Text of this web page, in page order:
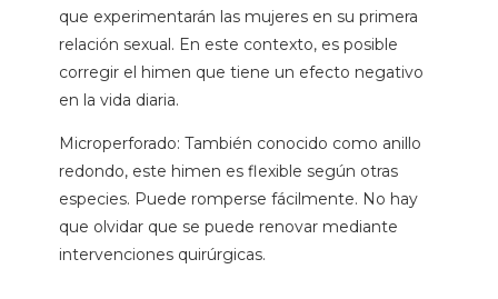
que experimentarán las mujeres en su primera
relación sexual. En este contexto, es posible
corregir el himen que tiene un efecto negativo
en la vida diaria.
Microperforado: También conocido como anillo
redondo, este himen es flexible según otras
especies. Puede romperse fácilmente. No hay
que olvidar que se puede renovar mediante
intervenciones quirúrgicas.